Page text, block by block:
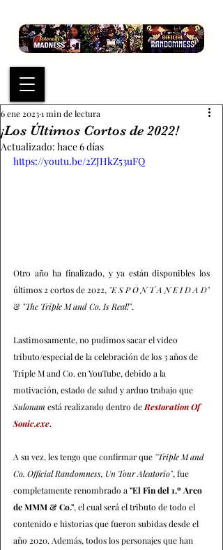
¡Los Últimos Cortos de 2022!
6 ene 20231 min de lectura
Actualizado: hace 6 días
https://youtu.be/2ZJHkZ53uFQ
Otro año ha finalizado, y ya están disponibles los
últimos 2 cortos de 2022, "E S P O N T A N E I D A D"
& "The Triple M and Co. Is Real!".
Lastimosamente, no pudimos sacar el video
tributo/especial de la celebración de los 3 años de
Triple M and Co. en YouTube, debido a la
motivación, estado de salud y arduo trabajo que
Sulonam está realizando dentro de Restoration Of
Sonic.exe.
A su vez, les tengo que confirmar que "Triple M and
Co. Official Randomness, Un Tour Aleatorio", fue
completamente renombrado a "El Fin del 1.º Arco
de MMM & Co.", el cual será el tributo de todo el
contenido e historias que fueron subidas desde el
año 2020. Además, todos los personajes que han